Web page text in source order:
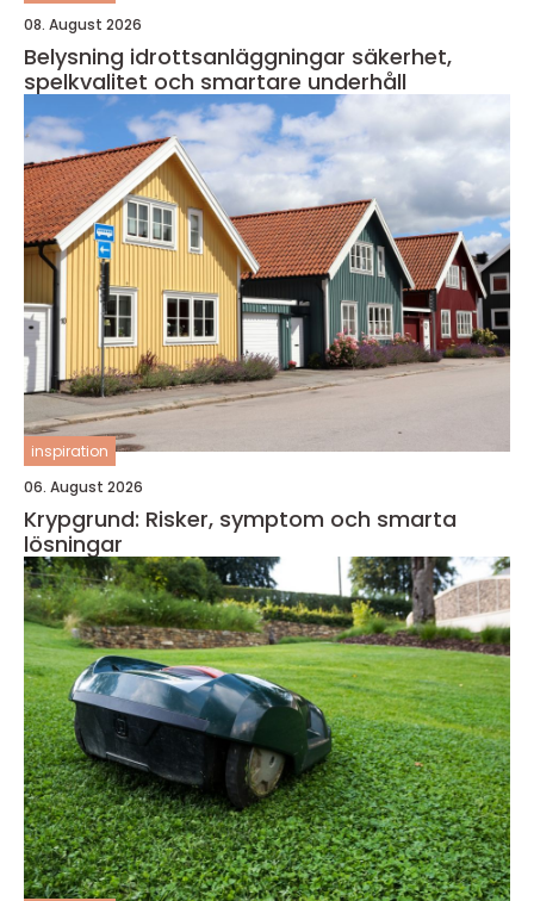
08. August 2026
Belysning idrottsanläggningar säkerhet,
spelkvalitet och smartare underhåll
inspiration
06. August 2026
Krypgrund: Risker, symptom och smarta
lösningar